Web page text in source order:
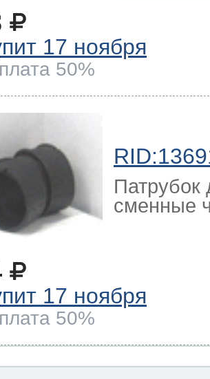
17 ноября
50%
сменные
17 ноября
50%